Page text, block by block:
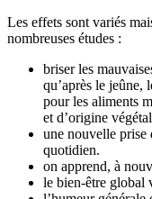
Les effets sont variés
nombreuses études :
briser les
qu’après le jeûne,
pour les aliments
et d’origine
une nouvelle prise
quotidien.
on apprend, à
le bien-être global